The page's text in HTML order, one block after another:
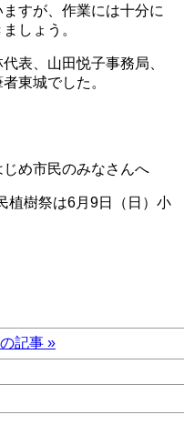
すが、作業には十分に
しょう。
表、山田悦子事務局、
筆者東城でした。
め市民のみなさんへ
樹祭は6月9日（日）小
記事 »